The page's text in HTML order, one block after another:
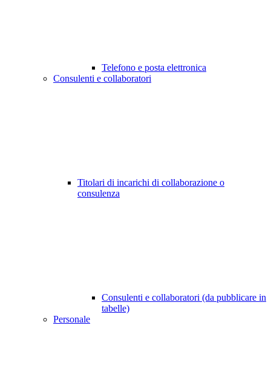
Telefono e posta elettronica
Consulenti e collaboratori
Titolari di incarichi di collaborazione o
consulenza
Consulenti e collaboratori (da pubblicare in
tabelle)
Personale